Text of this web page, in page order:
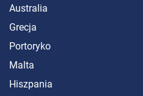
Australia
Grecja
Portoryko
Malta
Hiszpania